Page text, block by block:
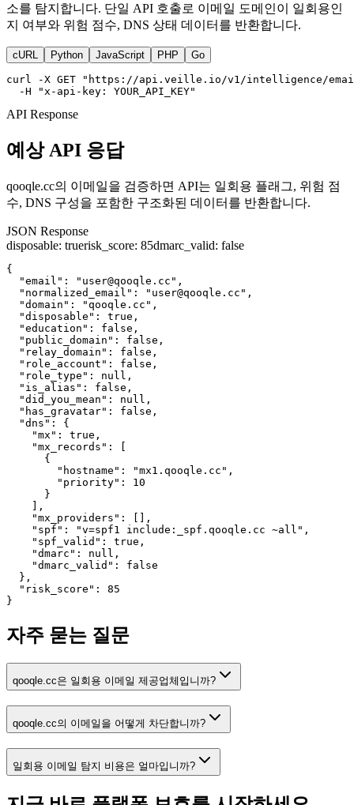
소를 탐지합니다. 단일 API 호출로 이메일 도메인이 일회용인
지 여부와 위험 점수, DNS 상태 데이터를 반환합니다.
cURL Python JavaScript PHP Go
curl -X GET "https://api.veille.io/v1/intelligence/
  -H "x-api-key: YOUR_API_KEY"
API Response
예상 API 응답
qooqle.cc의 이메일을 검증하면 API는 일회용 플래그, 위험 점
수, DNS 구성을 포함한 구조화된 데이터를 반환합니다.
JSON Response
disposable: truerisk_score: 85dmarc_valid: false
{
  "email": "user@qooqle.cc",
  "normalized_email": "user@qooqle.cc",
  "domain": "qooqle.cc",
  "disposable": true,
  "education": false,
  "public_domain": false,
  "relay_domain": false,
  "role_account": false,
  "role_type": null,
  "is_alias": false,
  "did_you_mean": null,
  "has_gravatar": false,
  "dns": {
    "mx": true,
    "mx_records": [
      {
        "hostname": "mx1.qooqle.cc",
        "priority": 10
      }
    ],
    "mx_providers": [],
    "spf": "v=spf1 include:_spf.qooqle.cc ~all",
    "spf_valid": true,
    "dmarc": null,
    "dmarc_valid": false
  },
  "risk_score": 85
}
자주 묻는 질문
qooqle.cc은 일회용 이메일 제공업체입니까?
qooqle.cc의 이메일을 어떻게 차단합니까?
일회용 이메일 탐지 비용은 얼마입니까?